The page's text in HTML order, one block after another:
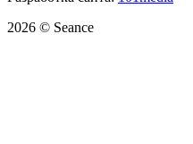
2026 © Seance